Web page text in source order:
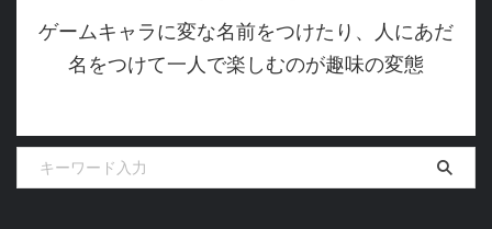
ゲームキャラに変な名前をつけたり、人にあだ
名をつけて一人で楽しむのが趣味の変態